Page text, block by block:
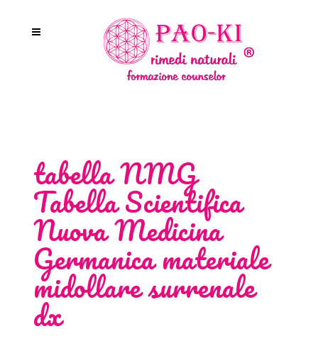
tabella NMG
Tabella Scientifica
Nuova Medicina
Germanica materiale
midollare surrenale
dx